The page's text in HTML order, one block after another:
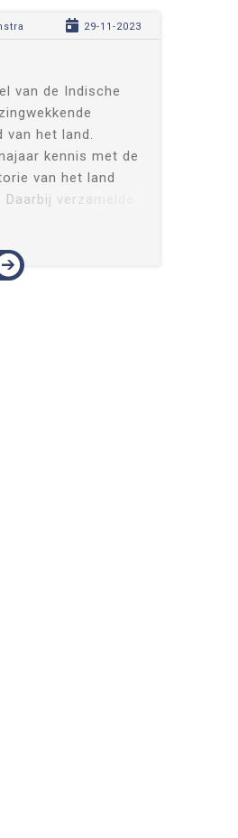
29-11-2023
van de Indische
van het land.
kennis met de
van het land
verzamelde